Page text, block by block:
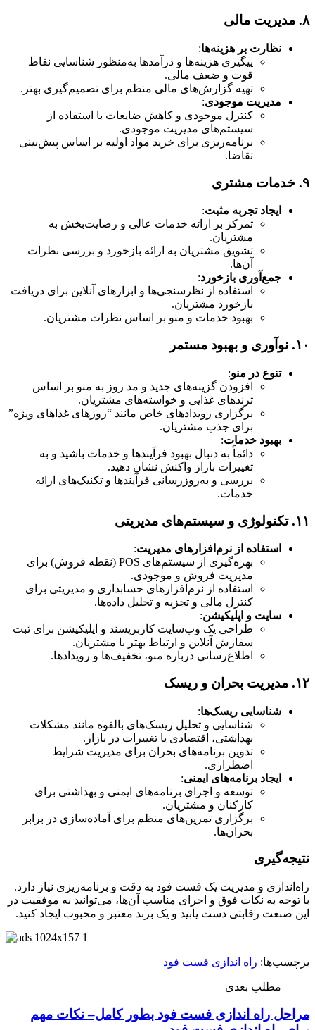
۸. مدیریت مالی
نظارت بر هزینه‌ها:
پیگیری هزینه‌ها و درآمدها به‌منظور شناسایی نقاط
قوت و ضعف مالی.
تهیه گزارش‌های مالی منظم برای تصمیم‌گیری بهتر.
مدیریت موجودی:
کنترل موجودی و کاهش ضایعات با استفاده از
سیستم‌های مدیریت موجودی.
برنامه‌ریزی برای خرید مواد اولیه بر اساس پیش‌بینی
تقاضا.
۹. خدمات مشتری
ایجاد تجربه مثبت:
تمرکز بر ارائه خدمات عالی و رضایت‌بخش به
مشتریان.
تشویق مشتریان به ارائه بازخورد و بررسی نظرات
آن‌ها.
جمع‌آوری بازخورد:
استفاده از نظرسنجی‌ها و ابزارهای آنلاین برای دریافت
بازخورد مشتریان.
بهبود خدمات و منو بر اساس نظرات مشتریان.
۱۰. نوآوری و بهبود مستمر
تنوع در منو:
افزودن گزینه‌های جدید و مد روز به منو بر اساس
ترندهای غذایی و خواسته‌های مشتریان.
برگزاری رویدادهای خاص مانند “روزهای غذاهای ویژه”
برای جذب مشتریان.
بهبود خدمات:
دائماً به دنبال بهبود فرآیندها و خدمات باشید و به
تغییرات بازار واکنش نشان دهید.
بررسی و به‌روزرسانی فرآیندها و تکنیک‌های ارائه
خدمات.
۱۱. تکنولوژی و سیستم‌های مدیریتی
استفاده از نرم‌افزارهای مدیریت:
بهره‌گیری از سیستم‌های POS (نقطه فروش) برای
مدیریت فروش و موجودی.
استفاده از نرم‌افزارهای حسابداری و مدیریتی برای
کنترل مالی و تجزیه و تحلیل داده‌ها.
سایت و اپلیکیشن:
طراحی یک وب‌سایت کاربرپسند و اپلیکیشن برای ثبت
سفارش آنلاین و ارتباط بهتر با مشتریان.
اطلاع‌رسانی درباره منو، تخفیف‌ها و رویدادها.
۱۲. مدیریت بحران و ریسک
شناسایی ریسک‌ها:
شناسایی و تحلیل ریسک‌های بالقوه مانند مشکلات
بهداشتی، اقتصادی یا تغییرات در بازار.
تدوین برنامه‌های بحران برای مدیریت شرایط
اضطراری.
ایجاد برنامه‌های ایمنی:
توسعه و اجرای برنامه‌های ایمنی و بهداشتی برای
کارکنان و مشتریان.
برگزاری تمرین‌های منظم برای آماده‌سازی در برابر
بحران‌ها.
نتیجه‌گیری
راه‌اندازی و مدیریت یک فست فود به دقت و برنامه‌ریزی نیاز دارد.
با توجه به نکات فوق و اجرای مناسب آن‌ها، می‌توانید به موفقیت در
این صنعت رقابتی دست یابید و یک برند معتبر و محبوب ایجاد کنید.
برچسب‌ها: راه اندازی فست فود
مطلب بعدی
مراحل راه اندازی فست فود بطور کامل– نکات مهم